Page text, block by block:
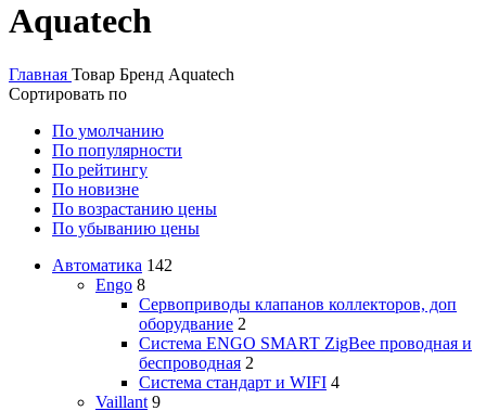
Aquatech
Главная Товар Бренд Aquatech
Сортировать по
По умолчанию
По популярности
По рейтингу
По новизне
По возрастанию цены
По убыванию цены
Автоматика 142
Engo 8
Сервоприводы клапанов коллекторов, доп
оборудвание 2
Система ENGO SMART ZigBee проводная и
беспроводная 2
Система стандарт и WIFI 4
Vaillant 9